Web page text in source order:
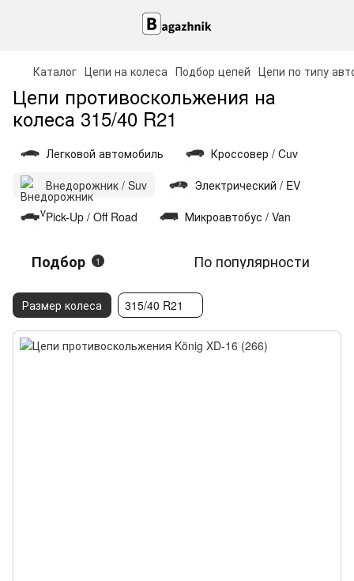
Каталог Цепи на колеса Подбор цепей Цепи по типу
Цепи противоскольжения на
колеса 315/40 R21
Легковой автомобиль
Кроссовер / Cuv
Внедорожник / Suv
Электрический / EV
Pick-Up / Off Road
Микроавтобус / Van
Подбор 1 По популярности
Размер колеса 315/40 R21